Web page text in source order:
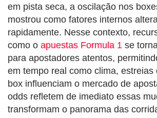
em pista seca, a oscilação nos
mostrou como fatores internos
rapidamente. Nesse contexto,
como o apuestas Formula 1 se
para apostadores atentos,
em tempo real como clima, estreias
box influenciam o mercado de
odds refletem de imediato essas
transformam o panorama das